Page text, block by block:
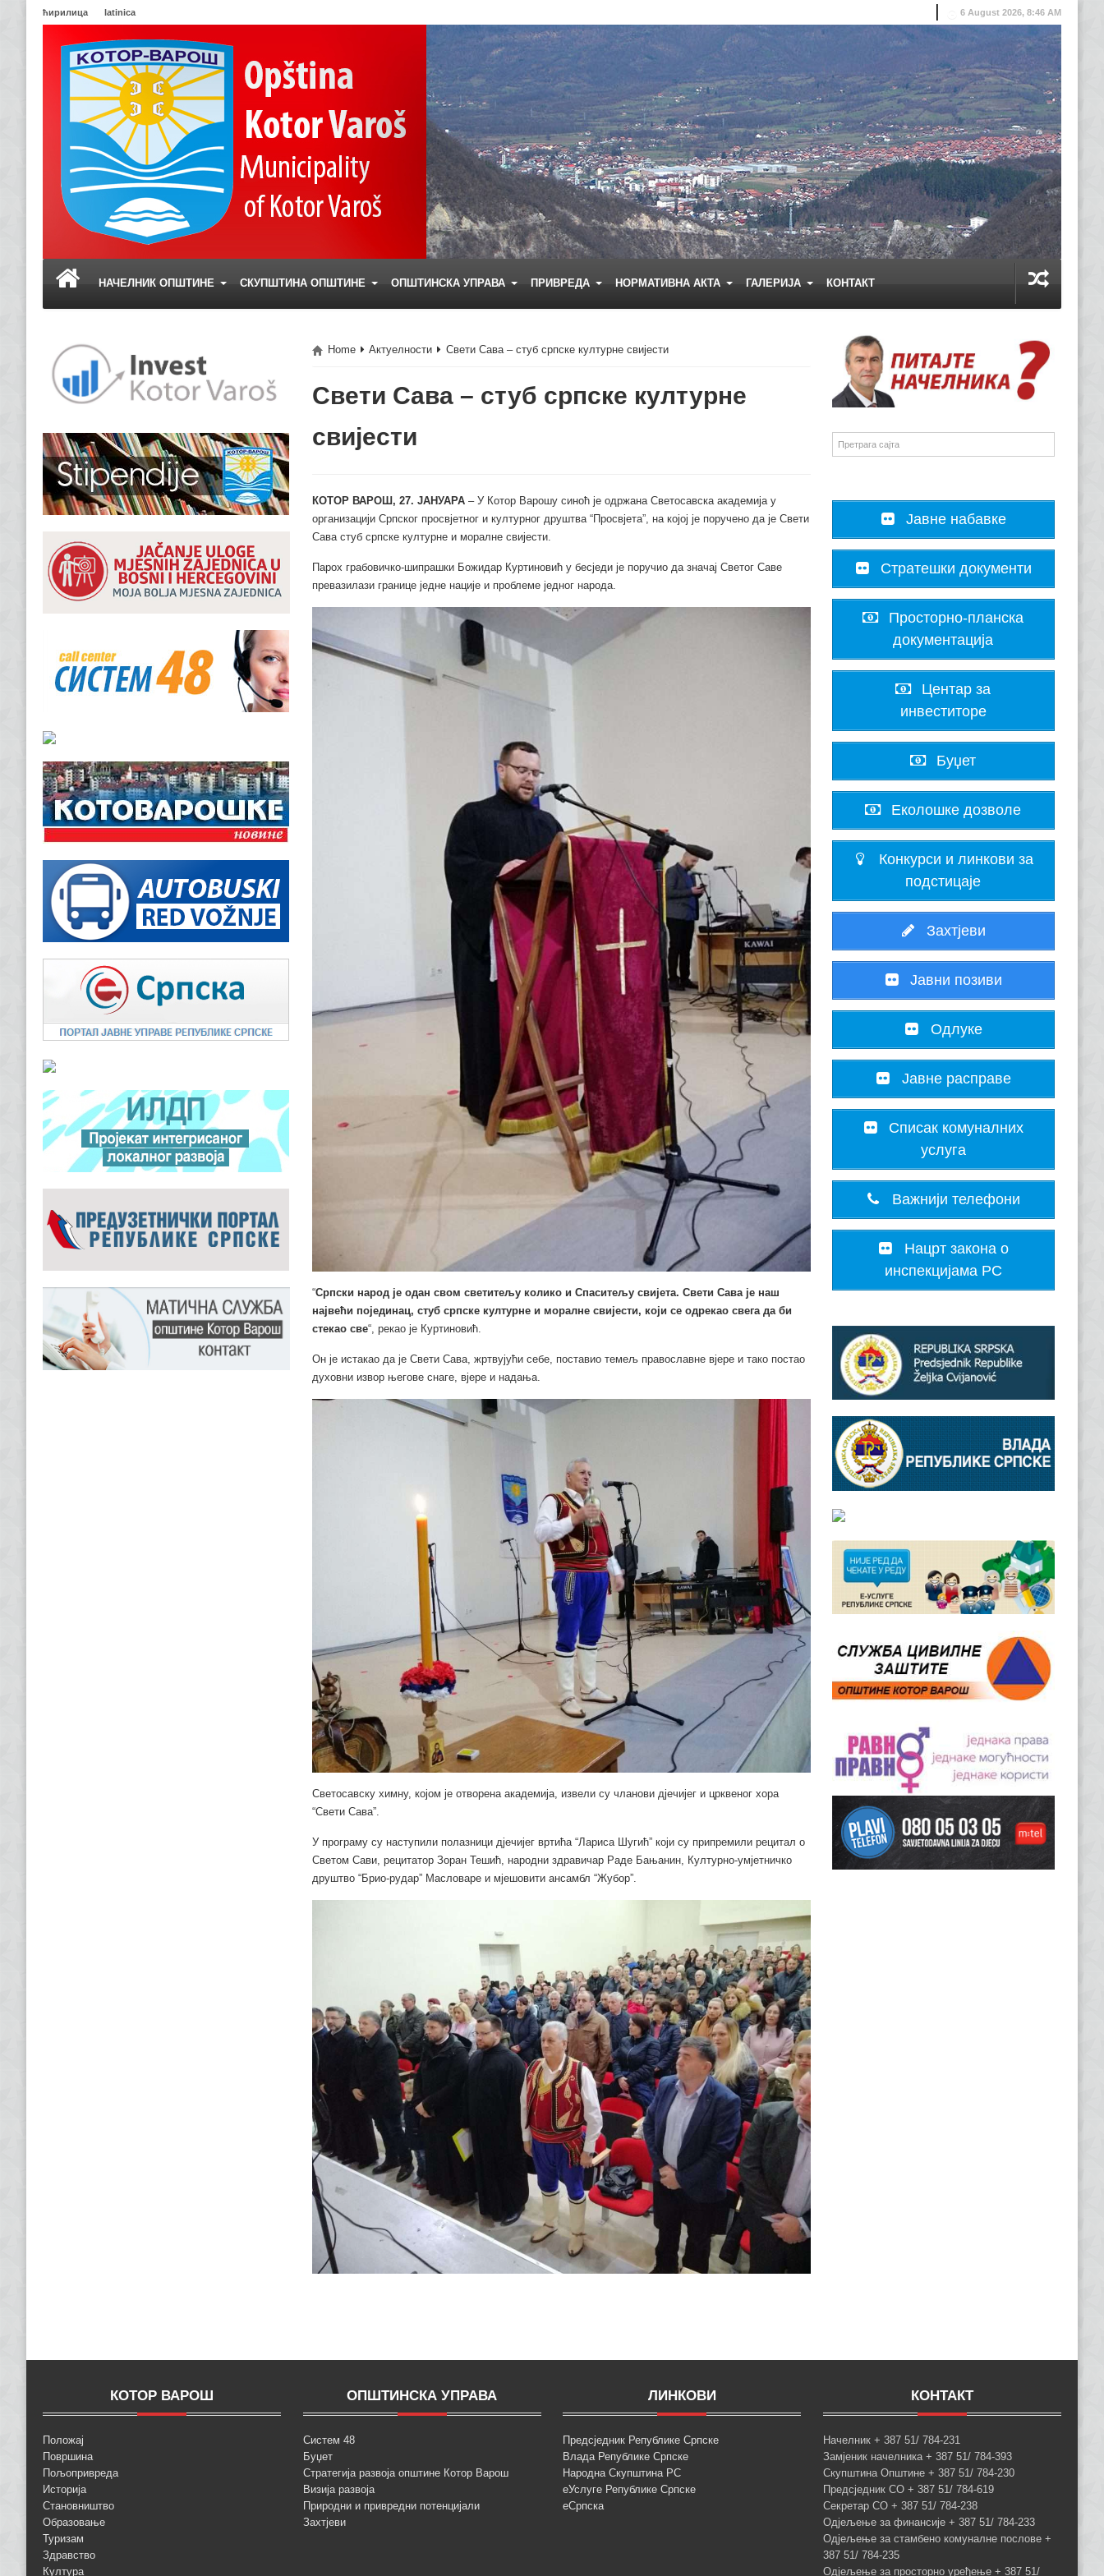
ћирилица latinica 6 August 2026, 8:46 AM
НАЧЕЛНИК ОПШТИНЕ СКУПШТИНА ОПШТИНЕ ОПШТИНСКА УПРАВА ПРИВРЕДА НОРМАТИВНА АКТА ГАЛЕРИЈА КОНТАКТ
Home Актуелности Свети Сава – стуб српске културне свијести
Свети Сава – стуб српске културне
свијести
КОТОР ВАРОШ, 27. ЈАНУАРА– У Котор Варошу синоћ је одржана Светосавска академија у
организацији Српског просвјетног и културног друштва “Просвјета”, на којој је поручено да је Свети
Сава стуб српске културне и моралне свијести.
Парох грабовичко-шипрашки Божидар Куртиновић у бесједи је поручио да значај Светог Саве
превазилази границе једне нације и проблеме једног народа.
“Српски народ је одан свом светитељу колико и Спаситељу свијета. Свети Сава је наш
највећи појединац, стуб српске културне и моралне свијести, који се одрекао свега да би
стекао све“, рекао је Куртиновић.
Он је истакао да је Свети Сава, жртвујући себе, поставио темељ православне вјере и тако постао
духовни извор његове снаге, вјере и надања.
Светосавску химну, којом је отворена академија, извели су чланови дјечијег и црквеног хора
“Свети Сава”.
У програму су наступили полазници дјечијег вртића “Лариса Шугић” који су припремили рецитал о
Светом Сави, рецитатор Зоран Тешић, народни здравичар Раде Бањанин, Културно-умјетничко
друштво “Брио-рудар” Масловаре и мјешовити ансамбл “Жубор”.
Јавне набавке
Стратешки документи
Просторно-планска
документација
Центар за
инвеститоре
Буџет
Еколошке дозволе
Конкурси и линкови за
подстицаје
Захтјеви
Јавни позиви
Одлуке
Јавне расправе
Списак комуналних
услуга
Важнији телефони
Нацрт закона о
инспекцијама РС
КОТОР ВАРОШ
Положај
Површина
Пољопривреда
Историја
Становништво
Образовање
Туризам
Здравство
Култура
ОПШТИНСКА УПРАВА
Систем 48
Буџет
Стратегија развоја општине Котор Варош
Визија развоја
Природни и привредни потенцијали
Захтјеви
ЛИНКОВИ
Предсједник Републике Српске
Влада Републике Српске
Народна Скупштина РС
еУслуге Републике Српске
еСрпска
КОНТАКТ
Начелник + 387 51/ 784-231
Замјеник начелника + 387 51/ 784-393
Скупштина Општине + 387 51/ 784-230
Предсједник СО + 387 51/ 784-619
Секретар СО + 387 51/ 784-238
Одјељење за финансије + 387 51/ 784-233
Одјељење за стамбено комуналне послове +
387 51/ 784-235
Одјељење за просторно уређење + 387 51/